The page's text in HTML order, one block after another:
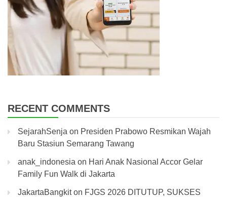
RECENT COMMENTS
SejarahSenja on Presiden Prabowo Resmikan Wajah
Baru Stasiun Semarang Tawang
anak_indonesia on Hari Anak Nasional Accor Gelar
Family Fun Walk di Jakarta
JakartaBangkiton FJGS 2026 DITUTUP, SUKSES